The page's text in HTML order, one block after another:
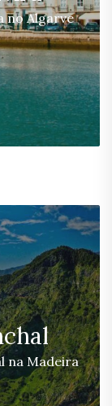
no Algarve
na Madeira